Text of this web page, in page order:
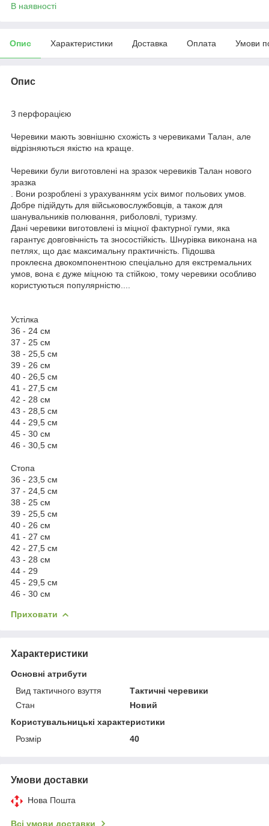
В наявності
Опис Характеристики Доставка Оплата Умови
Опис
З перфорацією
Черевики мають зовнішню схожість з черевиками Талан, але
відрізняються якістю на краще.
Черевики були виготовлені на зразок черевиків Талан нового
зразка
. Вони розроблені з урахуванням усіх вимог польових умов.
Добре підійдуть для військовослужбовців, а також для
шанувальників полювання, риболовлі, туризму.
Дані черевики виготовлені із міцної фактурної гуми, яка
гарантує довговічність та зносостійкість. Шнурівка виконана на
петлях, що дає максимальну практичність. Підошва
проклеєна двокомпонентною спеціально для екстремальних
умов, вона є дуже міцною та стійкою, тому черевики особливо
користуються популярністю....
Устілка
36 - 24 см
37 - 25 см
38 - 25,5 см
39 - 26 см
40 - 26,5 см
41 - 27,5 см
42 - 28 см
43 - 28,5 см
44 - 29,5 см
45 - 30 см
46 - 30,5 см
Стопа
36 - 23,5 см
37 - 24,5 см
38 - 25 см
39 - 25,5 см
40 - 26 см
41 - 27 см
42 - 27,5 см
43 - 28 см
44 - 29
45 - 29,5 см
46 - 30 см
Приховати
Характеристики
Основні атрибути
Вид тактичного взуття
Тактичні черевики
Стан
Новий
Користувальницькі характеристики
Розмір
40
Умови доставки
Нова Пошта
Всі умови доставки